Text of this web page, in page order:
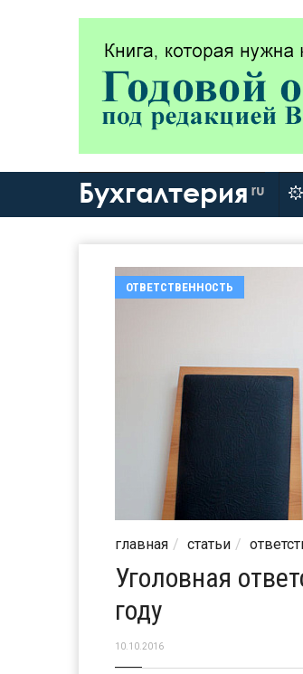
Бухгалтерия ru
ОТВЕТСТВЕННОСТЬ
главная статьи
Уголовная
году
10.10.2016